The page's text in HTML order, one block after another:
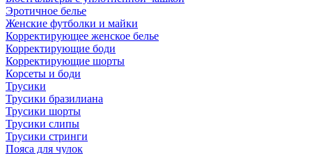
Эротичное белье
Женские футболки и майки
Корректирующее женское белье
Корректирующие боди
Корректирующие шорты
Корсеты и боди
Трусики
Трусики бразилиана
Трусики шорты
Трусики слипы
Трусики стринги
Пояса для чулок